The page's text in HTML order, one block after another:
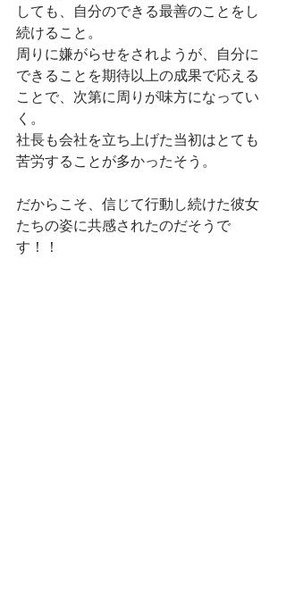
しても、自分のできる最善のことをし
続けること。
周りに嫌がらせをされようが、自分に
できることを期待以上の成果で応える
ことで、次第に周りが味方になってい
く。
社長も会社を立ち上げた当初はとても
苦労することが多かったそう。
だからこそ、信じて行動し続けた彼女
たちの姿に共感されたのだそうで
す！！